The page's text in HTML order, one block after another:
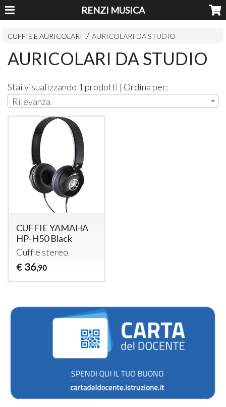
RENZI MUSICA
CUFFIE E AURICOLARI AURICOLARI DA STUDIO
AURICOLARI DA STUDIO
Stai visualizzando 1 prodotti | Ordina per:
Rilevanza
CUFFIE YAMAHA
HP-H50 Black
Cuffie stereo
€ 36,90